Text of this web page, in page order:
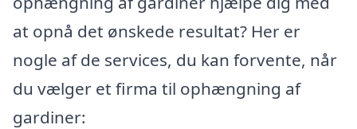
at opnå det ønskede resultat? Her er
nogle af de services, du kan forvente, når
du vælger et firma til ophængning af
gardiner: